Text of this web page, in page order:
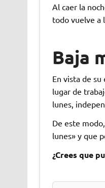
Al caer la
todo vuelve a
Baja
En vista de
lugar de
lunes,
De este
lunes» y que
¿Crees que